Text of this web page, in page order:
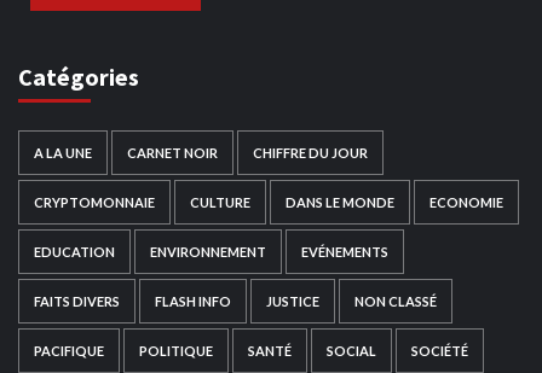
Catégories
A LA UNE CARNET NOIR CHIFFRE DU JOUR
CRYPTOMONNAIE CULTURE DANS LE MONDE ECONOMIE
EDUCATION ENVIRONNEMENT EVÉNEMENTS
FAITS DIVERS FLASH INFO JUSTICE NON CLASSÉ
PACIFIQUE POLITIQUE SANTÉ SOCIAL SOCIÉTÉ